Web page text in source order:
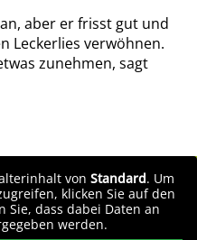
aber er frisst gut und
Leckerlies verwöhnen.
zunehmen, sagt
von Standard. Um
klicken Sie auf den
Sie, dass dabei Daten an
werden.